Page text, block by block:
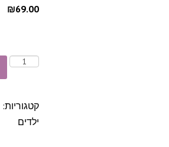
₪69.00
קטגוריות:
ילדים